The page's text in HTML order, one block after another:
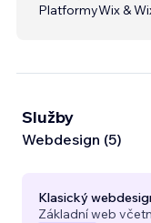
PlatformyWix &
Služby
Webdesign (5)
Klasický
Základní web